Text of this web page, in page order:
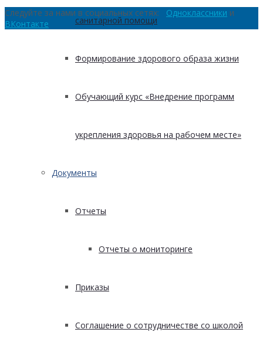
санитарной помощи
Формирование здорового образа жизни
Обучающий курс «Внедрение программ
укрепления здоровья на рабочем месте»
Документы
Отчеты
Отчеты о мониторинге
Приказы
Соглашение о сотрудничестве со школой
Следуйте за нами в социальных сетях: Одноклассники и
ВКонтакте